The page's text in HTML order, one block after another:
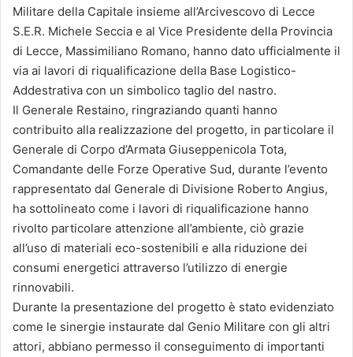
Militare della Capitale insieme all’Arcivescovo di Lecce
S.E.R. Michele Seccia e al Vice Presidente della Provincia
di Lecce, Massimiliano Romano, hanno dato ufficialmente il
via ai lavori di riqualificazione della Base Logistico-
Addestrativa con un simbolico taglio del nastro.
Il Generale Restaino, ringraziando quanti hanno
contribuito alla realizzazione del progetto, in particolare il
Generale di Corpo d’Armata Giuseppenicola Tota,
Comandante delle Forze Operative Sud, durante l’evento
rappresentato dal Generale di Divisione Roberto Angius,
ha sottolineato come i lavori di riqualificazione hanno
rivolto particolare attenzione all’ambiente, ciò grazie
all’uso di materiali eco-sostenibili e alla riduzione dei
consumi energetici attraverso l’utilizzo di energie
rinnovabili.
Durante la presentazione del progetto è stato evidenziato
come le sinergie instaurate dal Genio Militare con gli altri
attori, abbiano permesso il conseguimento di importanti